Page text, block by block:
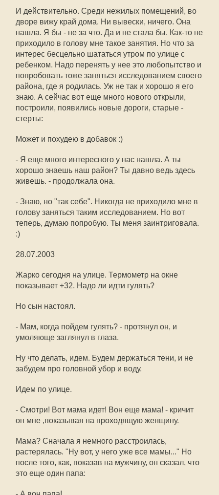
И действительно. Среди нежилых помещений, во
дворе вижу край дома. Ни вывески, ничего. Она
нашла. Я бы - не за что. Да и не стала бы. Как-то не
приходило в голову мне такое занятия. Но что за
интерес бесцельно шататься утром по улице с
ребенком. Надо перенять у нее это любопытство и
попробовать тоже заняться исследованием своего
района, где я родилась. Уж не так и хорошо я его
знаю. А сейчас вот еще много нового открыли,
построили, появились новые дороги, старые -
стерты:
Может и похудею в добавок :)
- Я еще много интересного у нас нашла. А ты
хорошо знаешь наш район? Ты давно ведь здесь
живешь. - продолжала она.
- Знаю, но "так себе". Никогда не приходило мне в
голову заняться таким исследованием. Но вот
теперь, думаю попробую. Ты меня заинтриговала.
:)
28.07.2003
Жарко сегодня на улице. Термометр на окне
показывает +32. Надо ли идти гулять?
Но сын настоял.
- Мам, когда пойдем гулять? - протянул он, и
умоляюще заглянул в глаза.
Ну что делать, идем. Будем держаться тени, и не
забудем про головной убор и воду.
Идем по улице.
- Смотри! Вот мама идет! Вон еще мама! - кричит
он мне ,показывая на проходящую женщину.
Мама? Сначала я немного расстроилась,
растерялась. "Ну вот, у него уже все мамы..." Но
после того, как, показав на мужчину, он сказал, что
это еще один папа: